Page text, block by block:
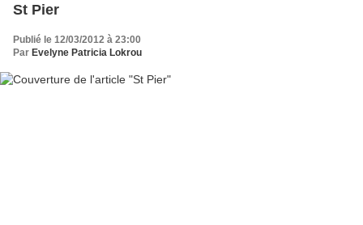
St Pier
Publié le 12/03/2012 à 23:00
Par Evelyne Patricia Lokrou